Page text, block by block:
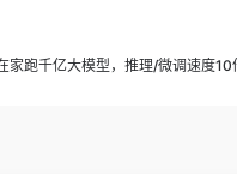
家跑千亿大模型，推理/微调速度10